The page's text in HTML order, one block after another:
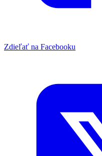
Zdieľať na Facebooku